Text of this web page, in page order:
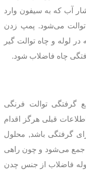
آب که به سیفون وارد
می‌شود. پمپ زدن
در لوله و چاه توالت گیر
چاه فاضلاب شود.
گرفتگی توالت فرنگی
قبلی هرگز اقدام
گرفتگی باشد, محلول
جمع می‌شود و چون راهی
لوله فاضلاب از جنس چدن